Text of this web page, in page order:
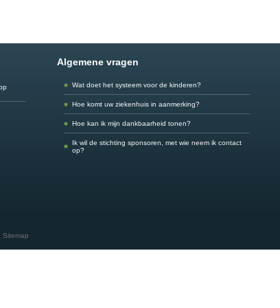
Algemene vragen
Wat doet het systeem voor de kinderen?
Hoe komt uw ziekenhuis in aanmerking?
Hoe kan ik mijn dankbaarheid tonen?
Ik wil de stichting sponsoren, met wie neem ik contact
op?
Sitemap